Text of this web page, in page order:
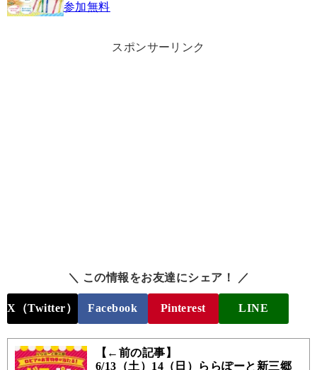
参加無料
スポンサーリンク
＼ この情報をお友達にシェア！ ／
X（Twitter） Facebook Pinterest LINE
【←前の記事】
6/13（土）14（日）ららぽーと新三郷